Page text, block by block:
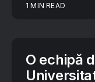
1 MIN READ
O echipă